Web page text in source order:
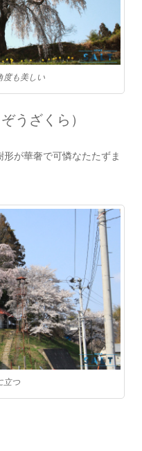
度も美しい
うざくら）
が華奢で可憐なたたずま
立つ